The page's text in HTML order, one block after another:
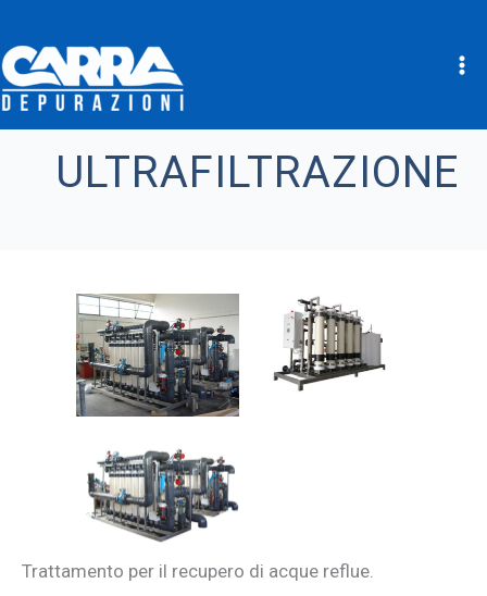
Vai
ULTRAFILTRAZIONE
Trattamento per il recupero di acque reflue.